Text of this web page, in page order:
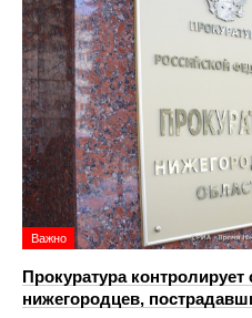
Важно
Прокуратура
нижегородцев,